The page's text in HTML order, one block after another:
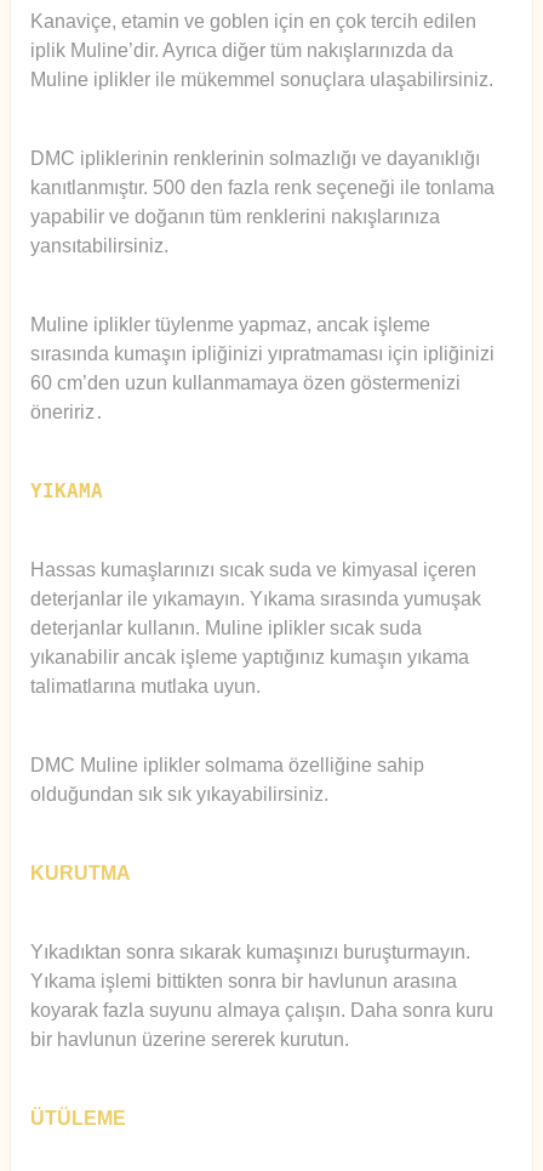
Kanaviçe, etamin ve goblen için en çok tercih edilen
iplik Muline’dir. Ayrıca diğer tüm nakışlarınızda da
Muline iplikler ile mükemmel sonuçlara ulaşabilirsiniz.
DMC ipliklerinin renklerinin solmazlığı ve dayanıklığı
kanıtlanmıştır. 500 den fazla renk seçeneği ile tonlama
yapabilir ve doğanın tüm renklerini nakışlarınıza
yansıtabilirsiniz.
Muline iplikler tüylenme yapmaz, ancak işleme
sırasında kumaşın ipliğinizi yıpratmaması için ipliğinizi
60 cm’den uzun kullanmamaya özen göstermenizi
öneririz .
YIKAMA
Hassas kumaşlarınızı sıcak suda ve kimyasal içeren
deterjanlar ile yıkamayın. Yıkama sırasında yumuşak
deterjanlar kullanın. Muline iplikler sıcak suda
yıkanabilir ancak işleme yaptığınız kumaşın yıkama
talimatlarına mutlaka uyun.
DMC Muline iplikler solmama özelliğine sahip
olduğundan sık sık yıkayabilirsiniz.
KURUTMA
Yıkadıktan sonra sıkarak kumaşınızı buruşturmayın.
Yıkama işlemi bittikten sonra bir havlunun arasına
koyarak fazla suyunu almaya çalışın. Daha sonra kuru
bir havlunun üzerine sererek kurutun.
ÜTÜLEME